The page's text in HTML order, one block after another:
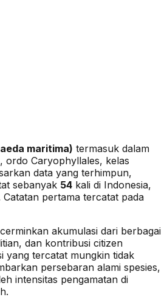
maritima) termasuk dalam
, ordo Caryophyllales, kelas
data yang terhimpun,
sebanyak 54 kali di Indonesia,
Catatan pertama tercatat pada
akumulasi dari berbagai
dan kontribusi citizen
yang tercatat mungkin tidak
persebaran alami spesies,
intensitas pengamatan di